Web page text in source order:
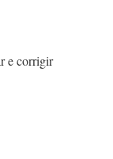
e corrigir